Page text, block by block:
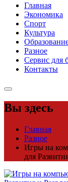
Главная
Экономика
Спорт
Культура
Разное
Сервис для
Контакты
Вы здесь
Главная
Разное
Игры на
для